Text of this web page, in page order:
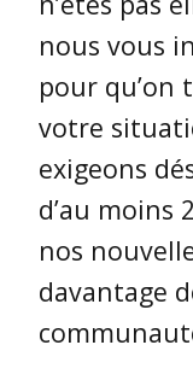
nous vous
pour
votre
exigeons
d’au moins
nos
davantage